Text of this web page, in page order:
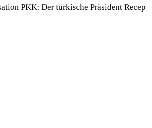
PKK: Der türkische Präsident Recep